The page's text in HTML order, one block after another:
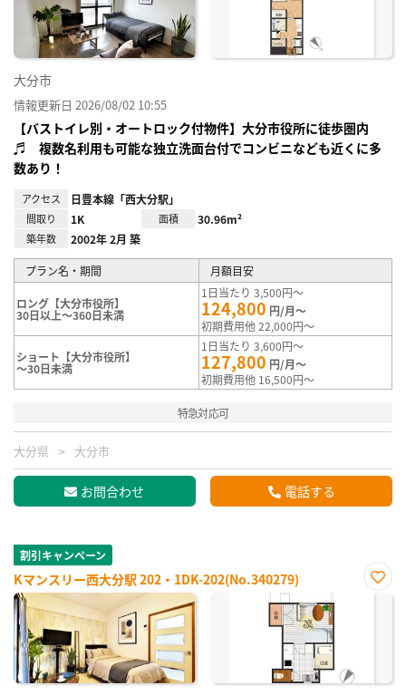
大分市
情報更新日 2026/08/02 10:55
【バストイレ別・オートロック付物件】大分市役所に徒歩圏内
♬ 複数名利用も可能な独立洗面台付でコンビニなども近くに多
数あり！
アクセス 日豊本線「西大分駅」
間取り 1K 面積 30.96m²
築年数 2002年 2月 築
プラン名・期間 月額目安
ロング【大分市役所】
30日以上～360日未満
1日当たり 3,500円～
124,800 円/月～
初期費用他 22,000円～
ショート【大分市役所】
～30日未満
1日当たり 3,600円～
127,800 円/月～
初期費用他 16,500円～
特急対応可
大分県 大分市
お問合わせ 電話する
割引キャンペーン
Kマンスリー西大分駅 202・1DK-202(No.340279)
お気